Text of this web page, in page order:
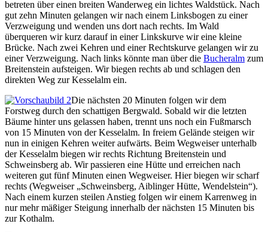
betreten über einen breiten Wanderweg ein lichtes Waldstück. Nach
gut zehn Minuten gelangen wir nach einem Linksbogen zu einer
Verzweigung und wenden uns dort nach rechts. Im Wald
überqueren wir kurz darauf in einer Linkskurve wir eine kleine
Brücke. Nach zwei Kehren und einer Rechtskurve gelangen wir zu
einer Verzweigung. Nach links könnte man über die Bucheralm zum
Breitenstein aufsteigen. Wir biegen rechts ab und schlagen den
direkten Weg zur Kesselalm ein.
Die nächsten 20 Minuten folgen wir dem
Forstweg durch den schattigen Bergwald. Sobald wir die letzten
Bäume hinter uns gelassen haben, trennt uns noch ein Fußmarsch
von 15 Minuten von der Kesselalm. In freiem Gelände steigen wir
nun in einigen Kehren weiter aufwärts. Beim Wegweiser unterhalb
der Kesselalm biegen wir rechts Richtung Breitenstein und
Schweinsberg ab. Wir passieren eine Hütte und erreichen nach
weiteren gut fünf Minuten einen Wegweiser. Hier biegen wir scharf
rechts (Wegweiser „Schweinsberg, Aiblinger Hütte, Wendelstein“).
Nach einem kurzen steilen Anstieg folgen wir einem Karrenweg in
nur mehr mäßiger Steigung innerhalb der nächsten 15 Minuten bis
zur Kothalm.